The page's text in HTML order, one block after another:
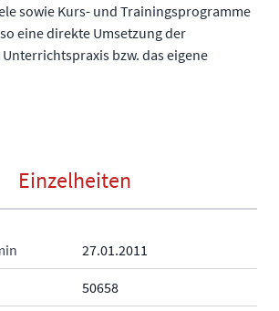
sowie Kurs- und Trainingsprogramme
eine direkte Umsetzung der
bzw. das eigene
Einzelheiten
27.01.2011
50658